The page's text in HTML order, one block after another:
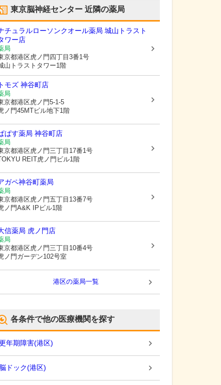
東京脳神経センター 近隣の薬局
チュラルローソンクオール薬局 城山トラスト
ワー店
局
京都港区虎ノ門四丁目3番1号
山トラストタワー1階
トモズ 神谷町店
局
京都港区虎ノ門5-1-5
ノ門45MTビル地下1階
ぱす薬局 神谷町店
局
京都港区虎ノ門三丁目17番1号
REIT虎ノ門ビル1階
ガペ神谷町薬局
局
京都港区虎ノ門五丁目13番7号
ノ門A&K IPビル1階
信薬局 虎ノ門店
局
京都港区虎ノ門三丁目10番4号
ノ門ガーデン102号室
港区の薬局一覧
各条件で他の医療機関を探す
年期障害(港区)
脳ドック(港区)